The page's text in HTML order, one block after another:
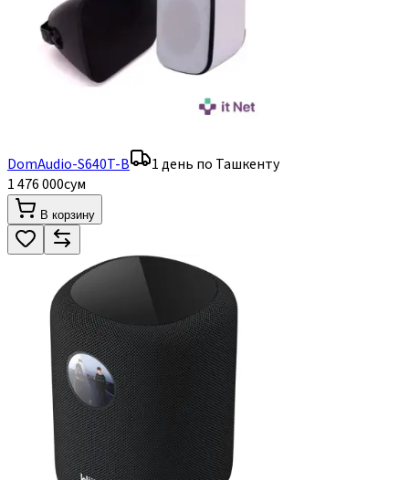
DomAudio-S640T-B
1 день по Ташкенту
1 476 000сум
В корзину